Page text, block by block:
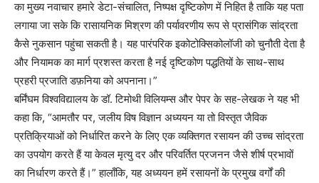
का मुख्य नवाचार हमारे डेटा-संचालित, निष्पक्ष दृष्टिकोण में निहित है ताकि यह पता
लगाया जा सके कि रासायनिक मिश्रण की पर्यावरणीय रूप से प्रासंगिक सांद्रता
कैसे नुकसान पहुंचा सकती है। यह पारंपरिक इकोटोक्सिकोलॉजी को चुनौती देता है
और नियामक का मार्ग प्रशस्त करता है नई दृष्टिकोण पद्धतियों के साथ-साथ
प्रहरी प्रजाति डफ़निया को अपनाना।”
बर्मिंघम विश्वविद्यालय के डॉ. टिमोथी विलियम्स और पेपर के सह-लेखक ने यह भी
कहा कि, “आमतौर पर, जलीय विष विज्ञान अध्ययन या तो विस्तृत जैविक
प्रतिक्रियाओं को निर्धारित करने के लिए एक व्यक्तिगत रसायन की उच्च सांद्रता
का उपयोग करते हैं या केवल मृत्यु दर और परिवर्तित प्रजनन जैसे शीर्ष प्रभावों
का निर्धारण करते हैं।” हालाँकि, यह अध्ययन हमें रसायनों के प्रमुख वर्गों की